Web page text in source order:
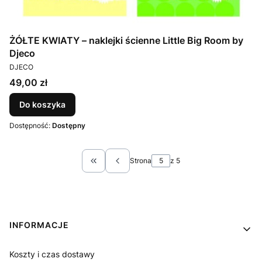
ŻÓŁTE KWIATY – naklejki ścienne Little Big Room by
Djeco
PRODUCENT
DJECO
Cena
49,00 zł
Do koszyka
Dostępność: Dostępny
Wróć do pierwszej strony z produktami
Strona z 5
Linki w stopce
INFORMACJE
Koszty i czas dostawy